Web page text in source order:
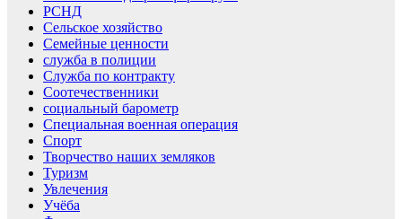
РСНД
Сельское хозяйство
Семейные ценности
служба в полиции
Служба по контракту
Соотечественники
социальный барометр
Специальная военная операция
Спорт
Творчество наших земляков
Туризм
Увлечения
Учёба